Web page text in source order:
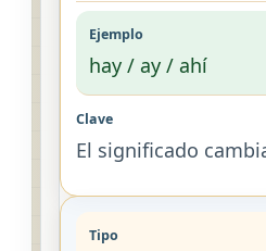
hay / ay / ahí
El significado